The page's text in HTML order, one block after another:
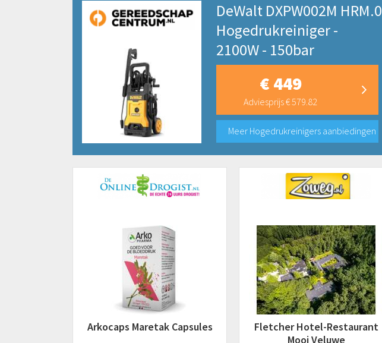
DeWalt DXPW002M HRM.0
Hogedrukreiniger -
2100W - 150bar
€ 449
Adviesprijs € 579.82
Meer Hogedrukreinigers aanbiedingen
Arkocaps Maretak Capsules
Fletcher Hotel-Restaurant
Mooi Veluwe